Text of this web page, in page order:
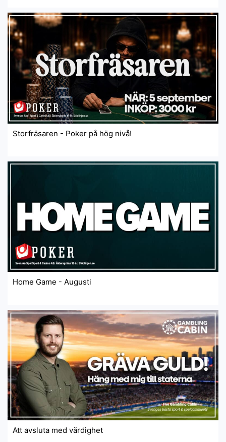
Storfräsaren - Poker på hög nivå!
Home Game - Augusti
Att avsluta med värdighet